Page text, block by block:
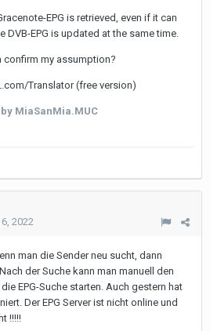
EPG is retrieved, even if it can
DVB-EPG is updated at the same time.
my assumption?
Translator (free version)
by MiaSanMia.MUC
2022
man die Sender neu sucht, dann
der Suche kann man manuell den
EPG-Suche starten. Auch gestern hat
Der EPG Server ist nicht online und
!!!!!